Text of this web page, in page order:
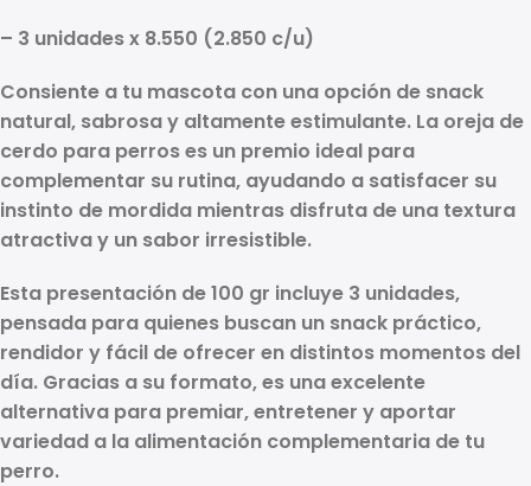
– 3 unidades x 8.550 (2.850 c/u)
Consiente a tu mascota con una opción de snack
natural, sabrosa y altamente estimulante. La oreja de
cerdo para perroses un premio ideal para
complementar su rutina, ayudando a satisfacer su
instinto de mordida mientras disfruta de una textura
atractiva y un sabor irresistible.
Esta presentación de100 gr incluye 3 unidades,
pensada para quienes buscan un snack práctico,
rendidor y fácil de ofrecer en distintos momentos del
día. Gracias a su formato, es una excelente
alternativa para premiar, entretener y aportar
variedad a la alimentación complementaria de tu
perro.